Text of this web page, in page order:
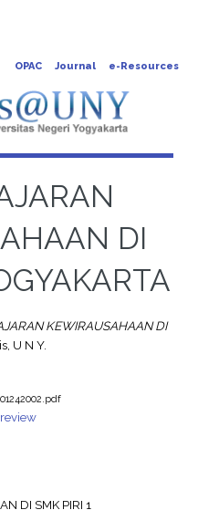
OPAC Journal e-Resources
DI
KEWIRAUSAHAAN DI
U N Y.
DI SMK PIRI 1